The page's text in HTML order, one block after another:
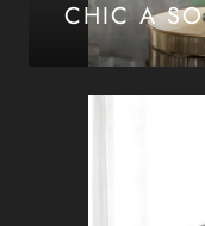
CHIC A